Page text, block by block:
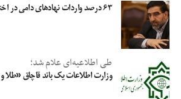
۶۳ درصد واردات نهادهای دامی در اختیار یک شخص است
طی اطلاعیه‌ای علام شد؛
وزارت اطلاعات یک باند قاچاق «طلا